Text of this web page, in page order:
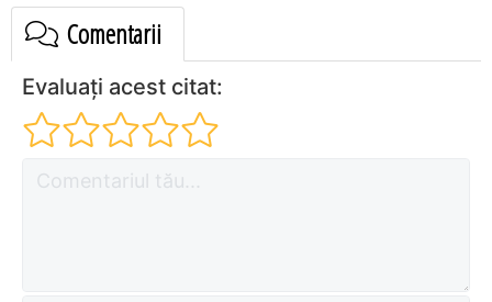
Comentarii
Evaluați acest citat: